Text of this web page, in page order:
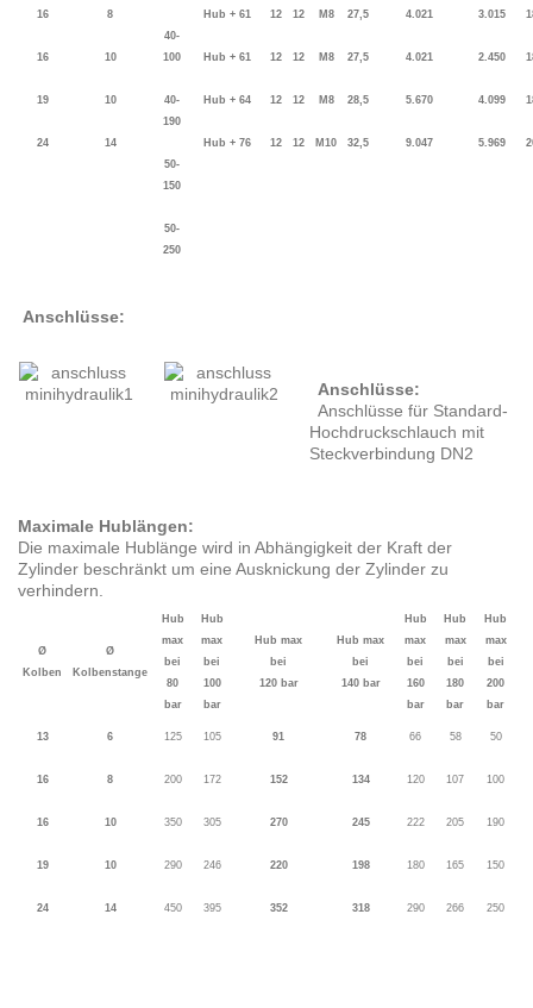
16
16
19
24
8
10
10
14
40-
100
40-
190
50-
150
50-
250
Hub + 61
Hub + 61
Hub + 64
Hub + 76
12
12
12
12
12
12
12
12
M8
M8
M8
M10
27,5
27,5
28,5
32,5
4.021
4.021
5.670
9.047
3.015
2.450
4.099
5.969
Anschlüsse:
Anschlüsse:
Anschlüsse für Standard-
Hochdruckschlauch mit
Steckverbindung DN2
Maximale Hublängen:
Die maximale Hublänge wird in Abhängigkeit der Kraft der
Zylinder beschränkt um eine Ausknickung der Zylinder zu
verhindern.
Ø
Kolben
Ø
Kolbenstange
Hub
max
bei
80
bar
Hub
max
bei
100
bar
Hub max
bei
120 bar
Hub max
bei
140 bar
Hub
max
bei
160
bar
Hub
max
bei
180
bar
Hub
max
bei
200
bar
13
16
16
19
24
6
8
10
10
14
125
200
350
290
450
105
172
305
246
395
91
152
270
220
352
78
134
245
198
318
66
120
222
180
290
58
107
205
165
266
50
100
190
150
250